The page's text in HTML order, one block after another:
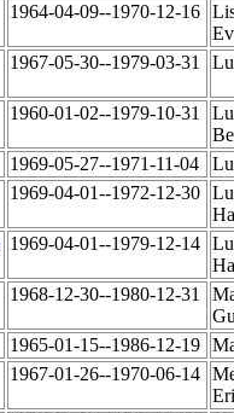
1964-04-09--1970-12-16
1967-05-30--1979-03-31
1960-01-02--1979-10-31
1969-05-27--1971-11-04
1969-04-01--1972-12-30
1969-04-01--1979-12-14
1968-12-30--1980-12-31
1965-01-15--1986-12-19
1967-01-26--1970-06-14